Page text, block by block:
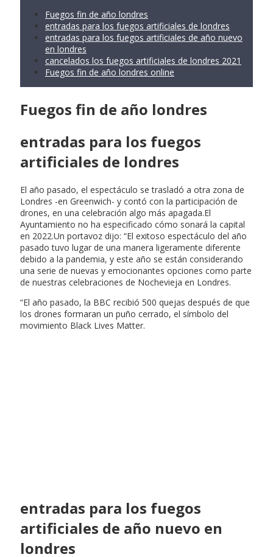
Fuegos fin de año londres
entradas para los fuegos artificiales de londres
entradas para los fuegos artificiales de año nuevo
en londres
cancelados los fuegos artificiales de londres 2021
Fuegos fin de año londres online
Fuegos fin de año londres
entradas para los fuegos
artificiales de londres
El año pasado, el espectáculo se trasladó a otra zona de
Londres -en Greenwich- y contó con la participación de
drones, en una celebración algo más apagada.El
Ayuntamiento no ha especificado cómo sonará la capital
en 2022.Un portavoz dijo: “El exitoso espectáculo del año
pasado tuvo lugar de una manera ligeramente diferente
debido a la pandemia, y este año se están considerando
una serie de nuevas y emocionantes opciones como parte
de nuestras celebraciones de Nochevieja en Londres.
“El año pasado, la BBC recibió 500 quejas después de que
los drones formaran un puño cerrado, el símbolo del
movimiento Black Lives Matter.
entradas para los fuegos
artificiales de año nuevo en
londres